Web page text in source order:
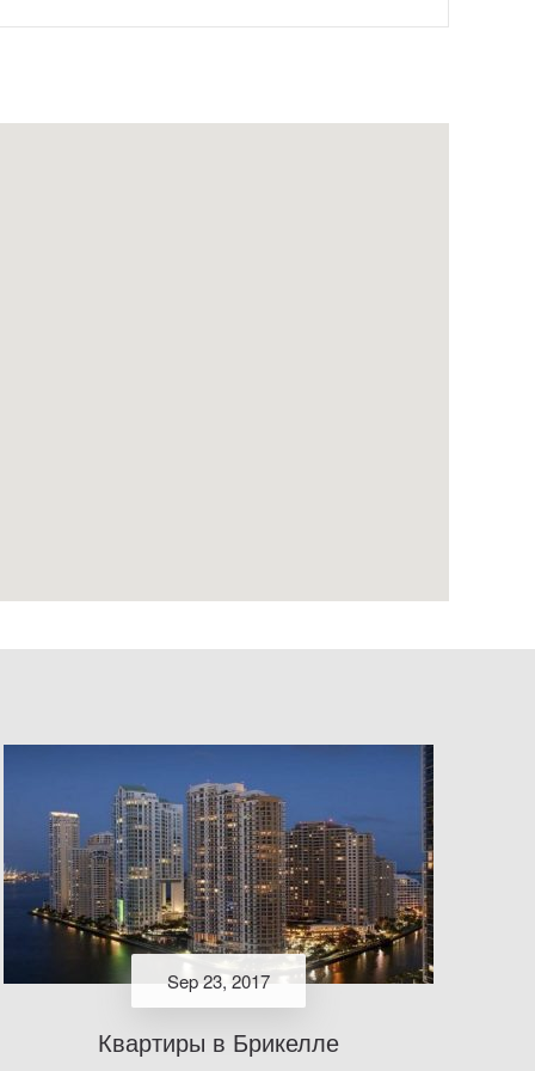
Sep 23, 2017
Квартиры в Брикелле